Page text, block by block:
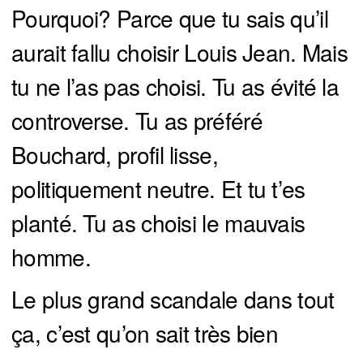
Pourquoi? Parce que tu sais qu’il
aurait fallu choisir Louis Jean. Mais
tu ne l’as pas choisi. Tu as évité la
controverse. Tu as préféré
Bouchard, profil lisse,
politiquement neutre. Et tu t’es
planté. Tu as choisi le mauvais
homme.
Le plus grand scandale dans tout
ça, c’est qu’on sait très bien